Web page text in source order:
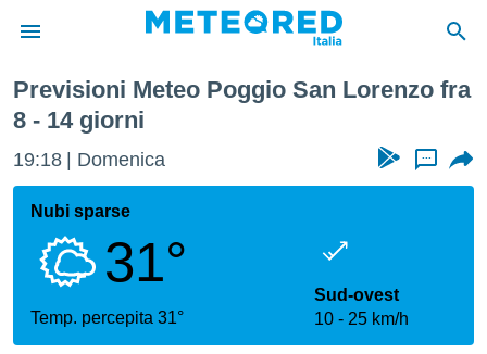
di
per
di
Previsioni Meteo Poggio San Lorenzo fra
8 - 14 giorni
19:18 Domenica ...
Nubi sparse
31°
Temp. percepita 31°
Sud-ovest
10
25 km/h